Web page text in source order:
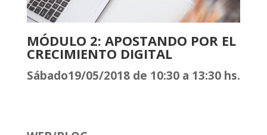
MÓDULO 2: APOSTANDO POR EL
CRECIMIENTO DIGITAL
Sábado19/05/2018 de 10:30 a 13:30 hs.